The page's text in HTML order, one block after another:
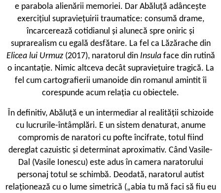
e parabola alienării memoriei. Dar Abăluță adâncește
exercițiul supraviețuirii traumatice: consumă drame,
încarcerează cotidianul și alunecă spre oniric și
suprarealism cu egală desfătare. La fel ca Lăzărache din
Elicea lui Urmuz (2017), naratorul din Insula face din rutină
o incantație. Nimic altceva decât supraviețuire tragică. La
fel cum cartografierii umanoide din romanul amintit îi
corespunde acum relația cu obiectele.
În definitiv, Abăluță e un intermediar al realității schizoide
cu lucrurile-întâmplări. E un sistem denaturat, anume
compromis de naratori cu pofte încifrate, totul fiind
dereglat cazuistic și determinat aproximativ. Când Vasile-
Dal (Vasile Ionescu) este adus în camera naratorului
personaj totul se schimbă. Deodată, naratorul autist
relaționează cu o lume simetrică („abia tu mă faci să fiu eu